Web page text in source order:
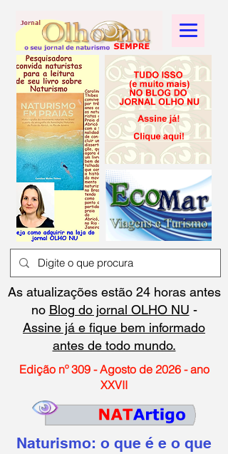
As atualizações estão 24 horas antes
no Blog do jornal OLHO NU -
Assine já e fique bem informado
antes de todo mundo.
Edição nº 309 - Agosto de 2026 - ano
XXVII
Naturismo: o que é e o que